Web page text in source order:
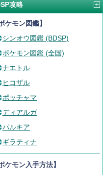
攻略
ケモン図鑑】
シンオウ図鑑 (BDSP)
ポケモン図鑑 (全国)
ナエトル
ヒコザル
ポッチャマ
ディアルガ
パルキア
ギラティナ
ケモン入手方法】